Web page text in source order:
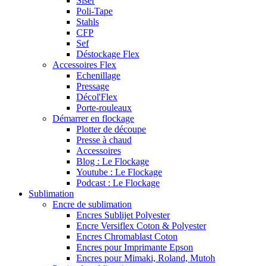
Poli-Tape
Stahls
CFP
Sef
Déstockage Flex
Accessoires Flex
Echenillage
Pressage
Décol'Flex
Porte-rouleaux
Démarrer en flockage
Plotter de découpe
Presse à chaud
Accessoires
Blog : Le Flockage
Youtube : Le Flockage
Podcast : Le Flockage
Sublimation
Encre de sublimation
Encres Sublijet Polyester
Encre Versiflex Coton & Polyester
Encres Chromablast Coton
Encres pour Imprimante Epson
Encres pour Mimaki, Roland, Mutoh